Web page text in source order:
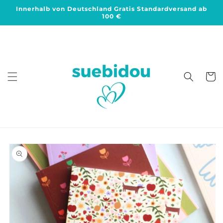
zum
Innerhalb von Deutschland Gratis Standardversand ab
100 €